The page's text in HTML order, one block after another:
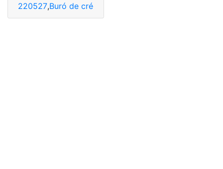
220527,Buró de crédito